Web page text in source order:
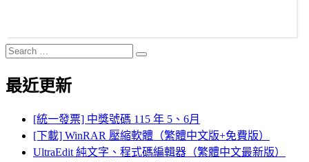
Search
for:
Search
最近更新
[統一發票] 中獎號碼 115 年 5、6月
[下載] WinRAR 壓縮軟體（繁體中文版+免費版）
UltraEdit 純文字、程式碼編輯器（繁體中文最新版）